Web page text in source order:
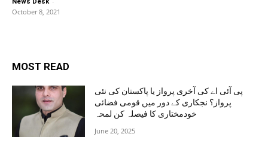
October 8, 2021
MOST READ
پی آئی اے کی آخری پرواز یا پاکستان کی نئی
پرواز؟ نجکاری کے دور میں قومی فضائی
خودمختاری کا فیصلہ کن لمحہ
June 20, 2025